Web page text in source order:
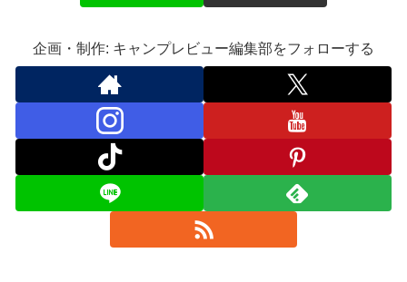
企画・制作: キャンプレビュー編集部をフォローする